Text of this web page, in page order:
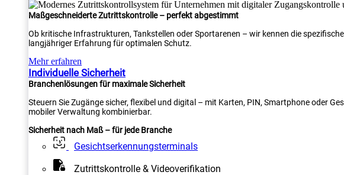
Maßgeschneiderte Zutrittskontrolle – perfekt abgestimmt
Ob kritische Infrastrukturen, Tankstellen oder Sportarenen – wir kennen die
langjähriger Erfahrung für optimalen Schutz.
Mehr erfahren
Individuelle Sicherheit
Branchenlösungen für maximale Sicherheit
Steuern Sie Zugänge sicher, flexibel und digital – mit Karten, PIN, Smartphone oder
mobiler Verwaltung kombinierbar.
Sicherheit nach Maß – für jede Branche
Gesichtserkennungsterminals
Zutrittskontrolle & Videoverifikation